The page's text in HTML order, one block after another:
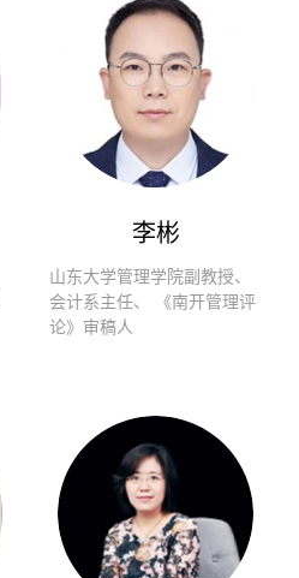
李彬
山东大学管理学院副教授、
会计系主任、 《南开管理评
论》审稿人